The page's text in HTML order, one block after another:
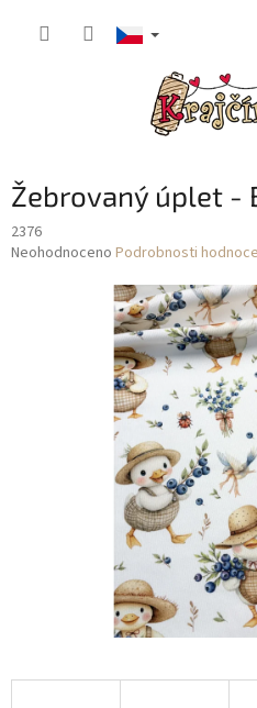
Žebrovaný úplet -
2376
Průměrné
Neohodnoceno Podrobnosti